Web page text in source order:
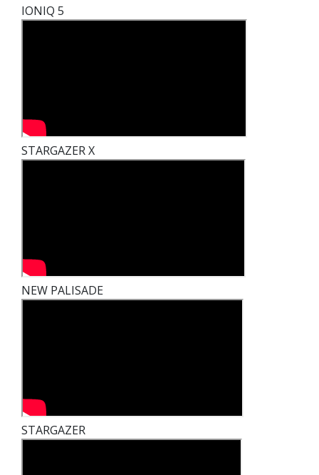
IONIQ 5
STARGAZER X
NEW PALISADE
STARGAZER